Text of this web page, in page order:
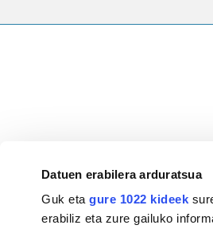
Datuen erabilera arduratsua
Guk etagure 1022 kideek
erabiliz eta zure gailuko